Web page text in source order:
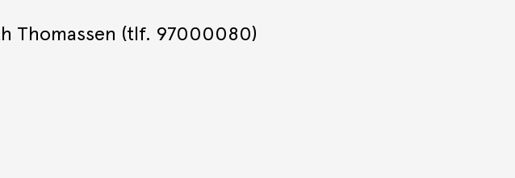
Thomassen (tlf. 97000080)